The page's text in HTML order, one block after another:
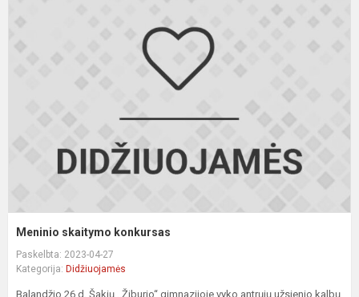
Meninio skaitymo konkursas
Paskelbta: 2023-04-27
Kategorija: Didžiuojamės
Balandžio 26 d. Šakių ,,Žiburio“ gimnazijoje vyko antrųjų užsienio kalbų